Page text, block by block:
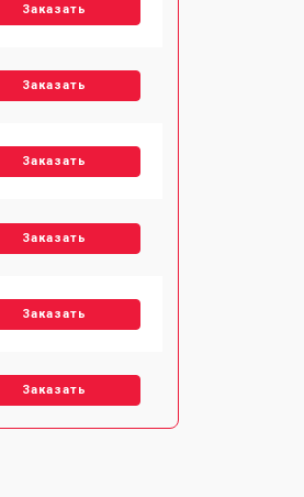
Заказать
Заказать
Заказать
Заказать
Заказать
Заказать